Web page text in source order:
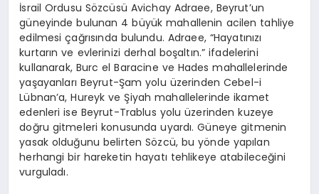
İsrail Ordusu Sözcüsü Avichay Adraee, Beyrut’un
güneyinde bulunan 4 büyük mahallenin acilen tahliye
edilmesi çağrısında bulundu. Adraee, “Hayatınızı
kurtarın ve evlerinizi derhal boşaltın.” ifadelerini
kullanarak, Burc el Baracine ve Hades mahallelerinde
yaşayanları Beyrut-Şam yolu üzerinden Cebel-i
Lübnan’a, Hureyk ve Şiyah mahallelerinde ikamet
edenleri ise Beyrut-Trablus yolu üzerinden kuzeye
doğru gitmeleri konusunda uyardı. Güneye gitmenin
yasak olduğunu belirten Sözcü, bu yönde yapılan
herhangi bir hareketin hayatı tehlikeye atabileceğini
vurguladı.